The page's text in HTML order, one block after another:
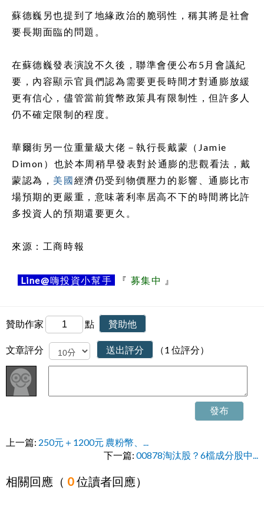
蘇德巍另也提到了地緣政治的脆弱性，稱其將是社會
要長期面臨的問題。
在蘇德巍發表演說不久後，聯準會便公布5月會議紀
要，內容顯示官員們認為需要更長時間才對通膨放緩
更有信心，儘管當前貨幣政策具有限制性，但許多人
仍不確定限制的程度。
華爾街另一位重量級大佬－執行長戴蒙（Jamie
Dimon）也於本周稍早發表對於通膨的悲觀看法，戴
蒙認為， 美國經濟仍受到物價壓力的影響、通膨比市
場預期的更嚴重，意味著利率居高不下的時間將比許
多投資人的預期還要更久。
來源：工商時報
Line@嗨投資小幫手 『 募集中 』
贊助作家 點 贊助他
文章評分 送出評分 （1 位評分）
發布
上一篇: 250元＋1200元 農粉幣、...
下一篇: 00878淘汰股？6檔成分股中...
相關回應（ 0位讀者回應）